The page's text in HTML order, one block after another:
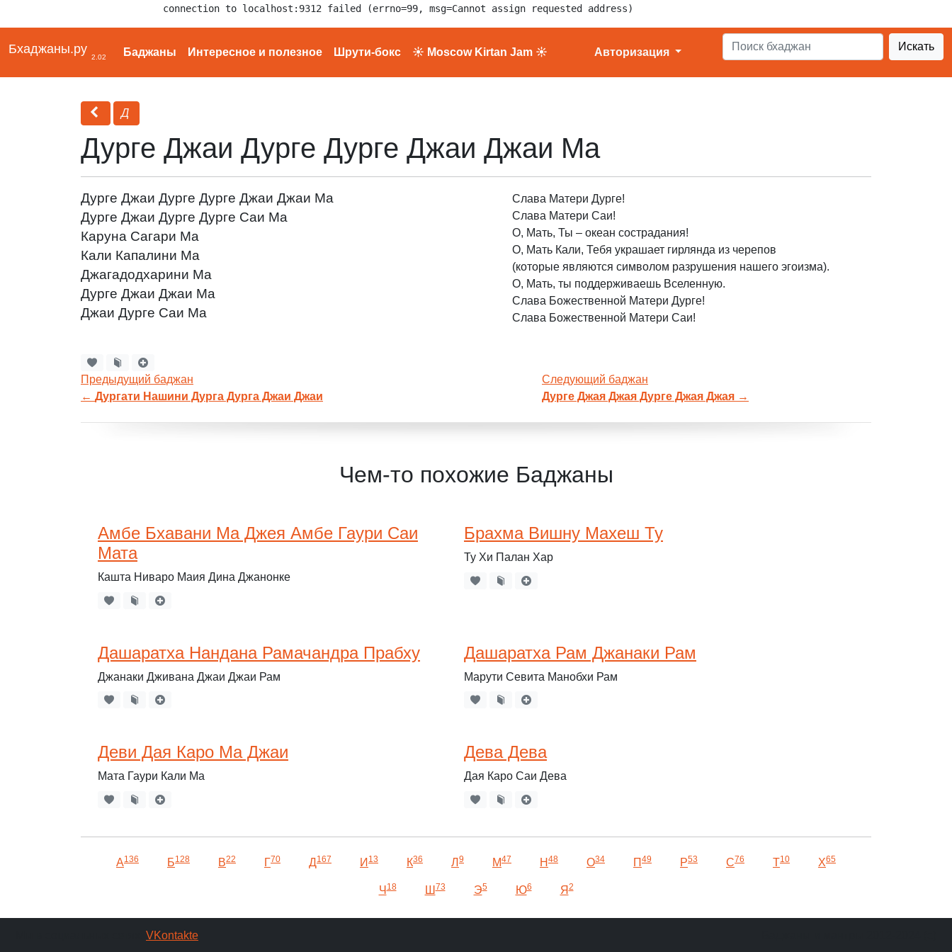
connection to localhost:9312 failed (errno=99, msg=Cannot assign requested address)
Бхаджаны.ру
2.02 Баджаны Интересное и полезное Шрути-бокс ☀ Moscow Kirtan Jam ☀ Авторизация Искать
Д
Дурге Джаи Дурге Дурге Джаи Джаи Ма
Дурге Джаи Дурге Дурге Джаи Джаи Ма
Дурге Джаи Дурге Дурге Саи Ма
Каруна Сагари Ма
Кали Капалини Ма
Джагадодхарини Ма
Дурге Джаи Джаи Ма
Джаи Дурге Саи Ма
Слава Матери Дурге!
Слава Матери Саи!
О, Мать, Ты – океан сострадания!
О, Мать Кали, Тебя украшает гирлянда из черепов
(которые являются символом разрушения нашего эгоизма).
О, Мать, ты поддерживаешь Вселенную.
Слава Божественной Матери Дурге!
Слава Божественной Матери Саи!
Предыдущий баджан
← Дургати Нашини Дурга Дурга Джаи Джаи
Следующий баджан
Дурге Джая Джая Дурге Джая Джая →
Чем-то похожие Баджаны
Амбе Бхавани Ма Джея Амбе Гаури Саи
Мата
Кашта Ниваро Маия Дина Джанонке
Брахма Вишну Махеш Ту
Ту Хи Палан Хар
Дашаратха Нандана Рамачандра Прабху
Джанаки Дживана Джаи Джаи Рам
Дашаратха Рам Джанаки Рам
Марути Севита Манобхи Рам
Деви Дая Каро Ма Джаи
Мата Гаури Кали Ма
Дева Дева
Дая Каро Саи Дева
А136 Б128 В22 Г70 Д167 И 13 К36 Л 9 М47 Н 48 О34 П 49 Р53 С76 Т10 Х65
Ч18 Ш73 Э5 Ю6 Я2
VKontakte